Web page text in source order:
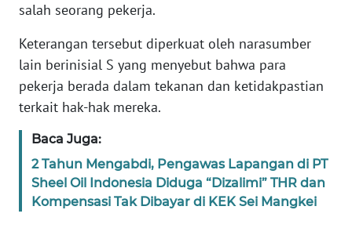
salah seorang pekerja.
Keterangan tersebut diperkuat oleh narasumber
lain berinisial S yang menyebut bahwa para
pekerja berada dalam tekanan dan ketidakpastian
terkait hak-hak mereka.
Baca Juga:
2 Tahun Mengabdi, Pengawas Lapangan di PT
Sheel Oil Indonesia Diduga “Dizalimi” THR dan
Kompensasi Tak Dibayar di KEK Sei Mangkei
WN
LAMPUNG
JATENG
WN
NUSANTARA